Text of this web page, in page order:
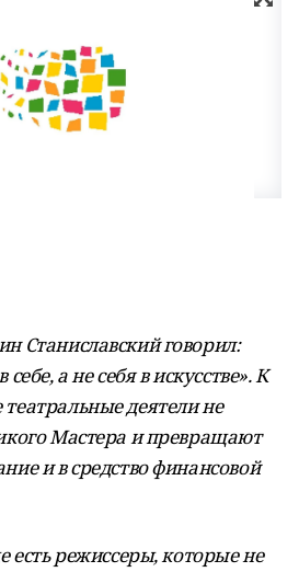
Станиславский говорил:
а не себя в искусстве». К
деятели не
Мастера и превращают
и в средство финансовой
есть режиссеры, которые не